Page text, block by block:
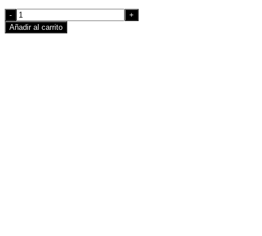
Quantity
Añadir al carrito